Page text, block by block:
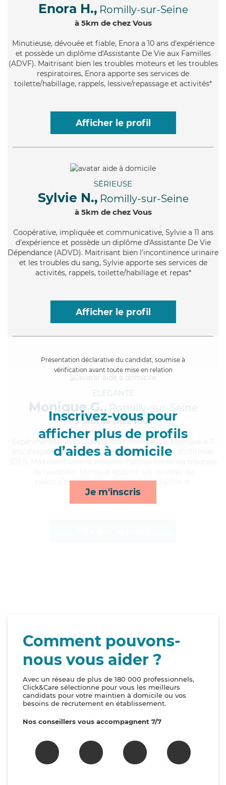
Enora H., Romilly-sur-Seine
à 5km de chez Vous
Minutieuse, dévouée et fiable, Enora a 10 ans d'expérience
et possède un diplôme d'Assistante De Vie aux Familles
(ADVF). Maitrisant bien les troubles moteurs et les troubles
respiratoires, Enora apporte ses services de
toilette/habillage, rappels, lessive/repassage et activités*
Afficher le profil
SÉRIEUSE
Sylvie N., Romilly-sur-Seine
à 5km de chez Vous
Coopérative, impliquée et communicative, Sylvie a 11 ans
d'expérience et possède un diplôme d'Assistante De Vie
Dépendance (ADVD). Maitrisant bien l'incontinence urinaire
et les troubles du sang, Sylvie apporte ses services de
activités, rappels, toilette/habillage et repas*
Afficher le profil
Présentation déclarative du candidat, soumise à
vérification avant toute mise en relation
Inscrivez-vous pour
afficher plus de profils
d’aides à domicile
Je m'inscris
ÉLÉGANTE
Monique G., Romilly-sur-Seine
à 5km de chez Vous
, impliquée et communicative, Monique a 11
ans d'expérience et possède un diplôme d'Etat d'infirmier
toilette/habillage, repas, courses/livraison et
lessive/repassage*
Comment pouvons-
nous vous aider ?
Avec un réseau de plus de 180 000 professionnels,
Click&Care sélectionne pour vous les meilleurs
candidats pour votre maintien à domicile ou vos
besoins de recrutement en établissement.
Nos conseillers vous accompagnent 7/7